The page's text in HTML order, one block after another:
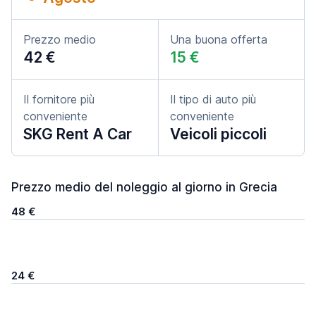
Prezzo medio
42 €
Una buona offerta
15 €
Il fornitore più
conveniente
SKG Rent A Car
Il tipo di auto più
conveniente
Veicoli piccoli
Prezzo medio del noleggio al giorno in Grecia
48 €
24 €